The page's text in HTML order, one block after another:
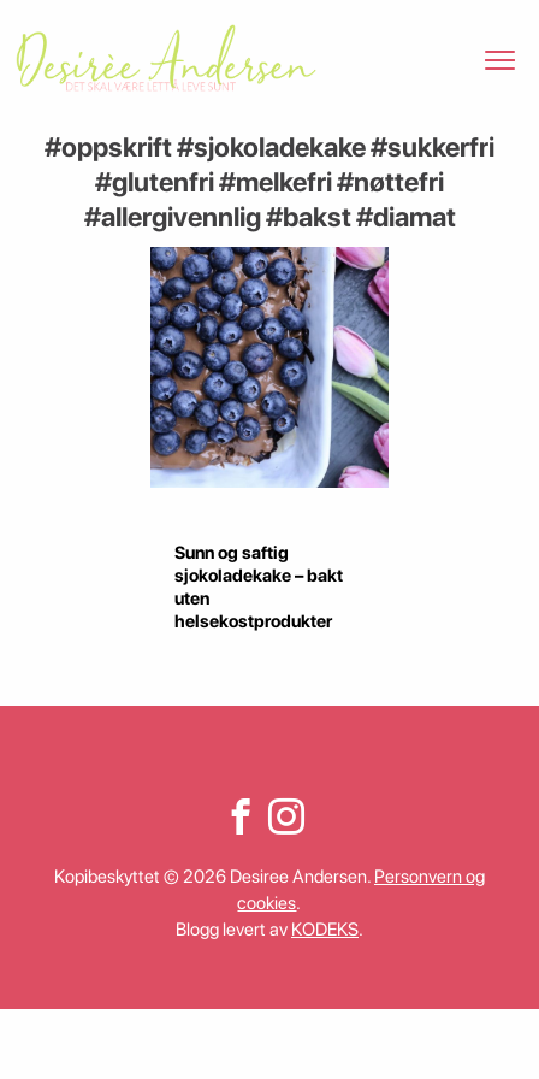
#oppskrift #sjokoladekake #sukkerfri
#glutenfri #melkefri #nøttefri
#allergivennlig #bakst #diamat
Sunn og saftig
sjokoladekake – bakt
uten
helsekostprodukter
Kopibeskyttet © 2026 Desiree Andersen. Personvern og
cookies.
Blogg levert av KODEKS.